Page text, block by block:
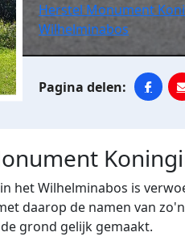
Herstel Monument
Wilhelminabos
het Wilhelminabos is
daarop de namen van
grond gelijk gemaakt.